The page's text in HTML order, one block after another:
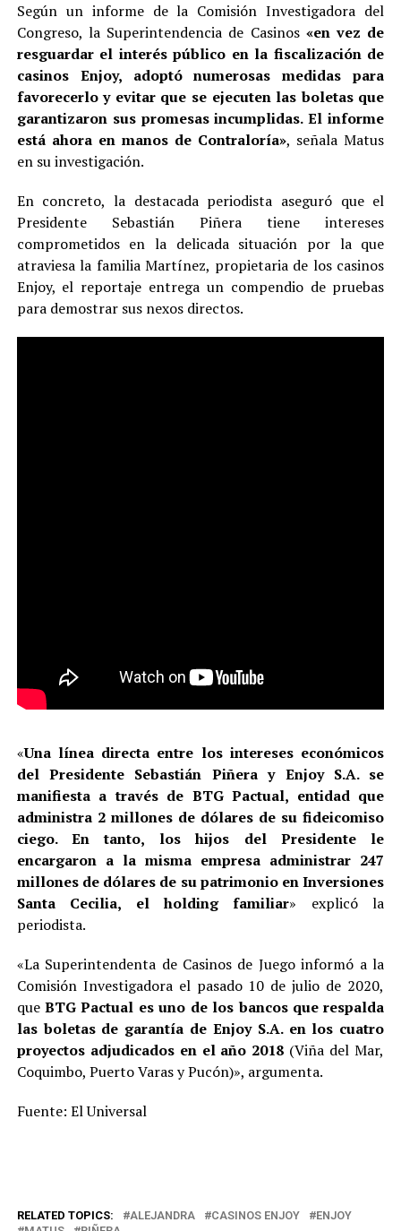
Según un informe de la Comisión Investigadora del
Congreso, la Superintendencia de Casinos «en vez de
resguardar el interés público en la fiscalización de
casinos Enjoy, adoptó numerosas medidas para
favorecerlo y evitar que se ejecuten las boletas que
garantizaron sus promesas incumplidas. El informe
está ahora en manos de Contraloría», señala Matus
en su investigación.
En concreto, la destacada periodista aseguró que el
Presidente Sebastián Piñera tiene intereses
comprometidos en la delicada situación por la que
atraviesa la familia Martínez, propietaria de los casinos
Enjoy, el reportaje entrega un compendio de pruebas
para demostrar sus nexos directos.
«Una línea directa entre los intereses económicos
del Presidente Sebastián Piñera y Enjoy S.A. se
manifiesta a través de BTG Pactual, entidad que
administra 2 millones de dólares de su fideicomiso
ciego. En tanto, los hijos del Presidente le
encargaron a la misma empresa administrar 247
millones de dólares de su patrimonio en Inversiones
Santa Cecilia, el holding familiar» explicó la
periodista.
«La Superintendenta de Casinos de Juego informó a la
Comisión Investigadora el pasado 10 de julio de 2020,
queBTG Pactual es uno de los bancos que respalda
las boletas de garantía de Enjoy S.A. en los cuatro
proyectos adjudicados en el año 2018 (Viña del Mar,
Coquimbo, Puerto Varas y Pucón)», argumenta.
Fuente: El Universal
RELATED TOPICS: ALEJANDRA CASINOS ENJOY
ENJOY